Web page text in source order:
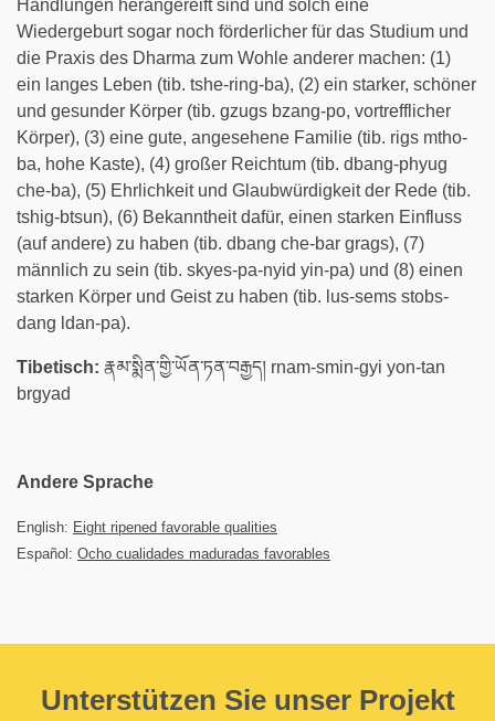
Handlungen herangereift sind und solch eine
Wiedergeburt sogar noch förderlicher für das Studium und
die Praxis des Dharma zum Wohle anderer machen: (1)
ein langes Leben (tib. tshe-ring-ba), (2) ein starker, schöner
und gesunder Körper (tib. gzugs bzang-po, vortrefflicher
Körper), (3) eine gute, angesehene Familie (tib. rigs mtho-
ba, hohe Kaste), (4) großer Reichtum (tib. dbang-phyug
che-ba), (5) Ehrlichkeit und Glaubwürdigkeit der Rede (tib.
tshig-btsun), (6) Bekanntheit dafür, einen starken Einfluss
(auf andere) zu haben (tib. dbang che-bar grags), (7)
männlich zu sein (tib. skyes-pa-nyid yin-pa) und (8) einen
starken Körper und Geist zu haben (tib. lus-sems stobs-
dang ldan-pa).
Tibetisch: རྣམ་སྨིན་གྱི་ཡོན་ཏན་བརྒྱད། rnam-smin-gyi yon-tan
brgyad
Andere Sprache
English: Eight ripened favorable qualities
Español: Ocho cualidades maduradas favorables
Unterstützen Sie unser Projekt